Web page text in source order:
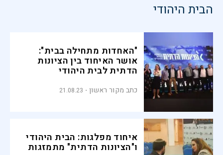
הבית היהודי
"האחדות מתחילה בבית":
אושר האיחוד בין הציונות
הדתית לבית היהודי
כתב מקור ראשון 21.08.23
איחוד מפלגות: הבית היהודי
ו"הציונות הדתית" מתמזגות